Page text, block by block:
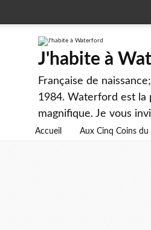
J'habite à
Française de
1984. Waterford est la
magnifique. Je vous
Accueil Aux Cinq Coins